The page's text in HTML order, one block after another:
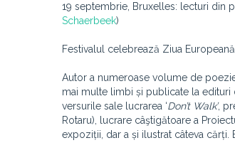
19 septembrie, Bruxelles: lecturi din
Schaerbeek)
Festivalul celebrează Ziua
Autor a numeroase volume de
mai multe limbi și publicate la
versurile sale lucrarea ‘Don’t Walk’,
Rotaru), lucrare câştigătoare a
expoziții, dar a și ilustrat câteva cărți.